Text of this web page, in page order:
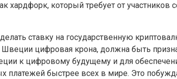
хардфорк, который требует от
ставку на государственную
цифровая крона, должна быть
к цифровому будущему и для
платежей быстрее всех в мире. Это